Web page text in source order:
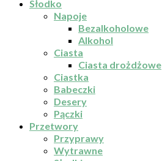
Słodko
Napoje
Bezalkoholowe
Alkohol
Ciasta
Ciasta drożdżowe
Ciastka
Babeczki
Desery
Pączki
Przetwory
Przyprawy
Wytrawne